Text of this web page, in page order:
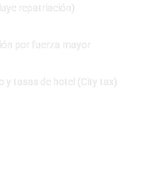
repatriación)
por fuerza mayor
y tasas de hotel (City tax)